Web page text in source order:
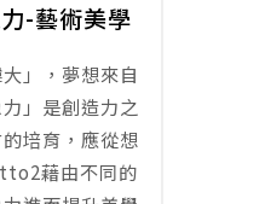
-藝術美學
大」，夢想來自
」是創造力之
培育，應從想
藉由不同的